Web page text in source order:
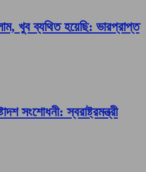
খুব ব্যথিত হয়েছি: ভারপ্রাপ্ত
সংশোধনী: স্বরাষ্ট্রমন্ত্রী